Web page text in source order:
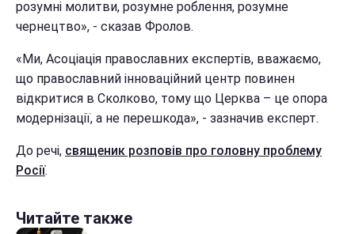
розумні молитви, розумне роблення, розумне
чернецтво», - сказав Фролов.
«Ми, Асоціація православних експертів, вважаємо,
що православний інноваційний центр повинен
відкритися в Сколково, тому що Церква – це опора
модернізації, а не перешкода», - зазначив експерт.
До речі, священик розповів про головну проблему
Росії.
Читайте также